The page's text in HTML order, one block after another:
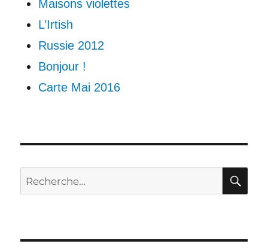
Maisons violettes
L’Irtish
Russie 2012
Bonjour !
Carte Mai 2016
Recherche
pour :